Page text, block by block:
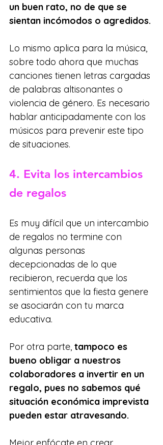
un buen rato, no de que se
sientan incómodos o agredidos.
Lo mismo aplica para la música,
sobre todo ahora que muchas
canciones tienen letras cargadas
de palabras altisonantes o
violencia de género. Es necesario
hablar anticipadamente con los
músicos para prevenir este tipo
de situaciones.
4. Evita los intercambios
de regalos
Es muy difícil que un intercambio
de regalos no termine con
algunas personas
decepcionadas de lo que
recibieron, recuerda que los
sentimientos que la fiesta genere
se asociarán con tu marca
educativa.
Por otra parte, tampoco es
bueno obligar a nuestros
colaboradores a invertir en un
regalo, pues no sabemos qué
situación económica imprevista
pueden estar atravesando.